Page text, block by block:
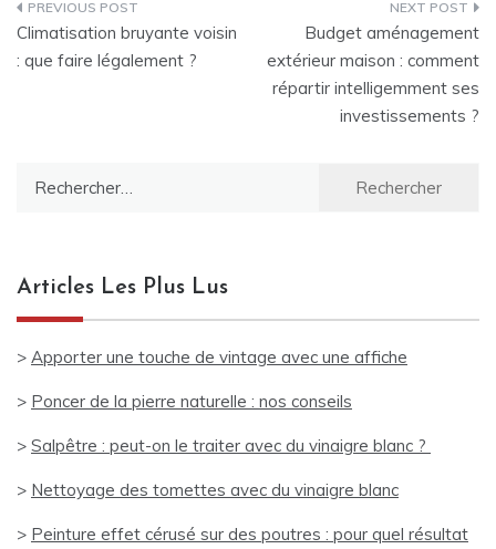
Navigation
de
Climatisation bruyante voisin
: que faire légalement ?
Budget aménagement
extérieur maison : comment
répartir intelligemment ses
investissements ?
Articles Les Plus Lus
> Apporter une touche de vintage avec une affiche
> Poncer de la pierre naturelle : nos conseils
> Salpêtre : peut-on le traiter avec du vinaigre blanc ?
> Nettoyage des tomettes avec du vinaigre blanc
> Peinture effet cérusé sur des poutres : pour quel résultat